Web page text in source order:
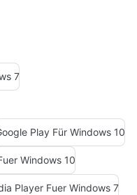
7
Play Für Windows 10
Windows 10
Player Fuer Windows 7